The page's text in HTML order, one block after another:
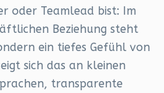
oder Teamlead bist: Im
Beziehung steht
ein tiefes Gefühl von
sich das an kleinen
transparente